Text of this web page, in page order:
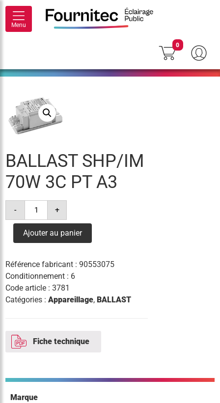
Menu
0
BALLAST SHP/IM
70W 3C PT A3
-
quantité
ballast
70w
3c
+
Ajouter au panier
Référence fabricant :90553075
Conditionnement : 6
Code article :3781
Catégories :Appareillage,BALLAST
Fiche technique
Marque